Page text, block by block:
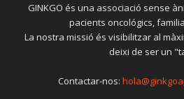
GINKGO és una associació sense
pacients oncológics,
La nostra missió és visibilitzar al
deixi de ser un
Contactar-nos: